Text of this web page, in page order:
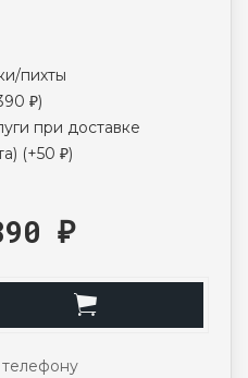
пихты
₽)
при доставке
(+50 ₽)
₽